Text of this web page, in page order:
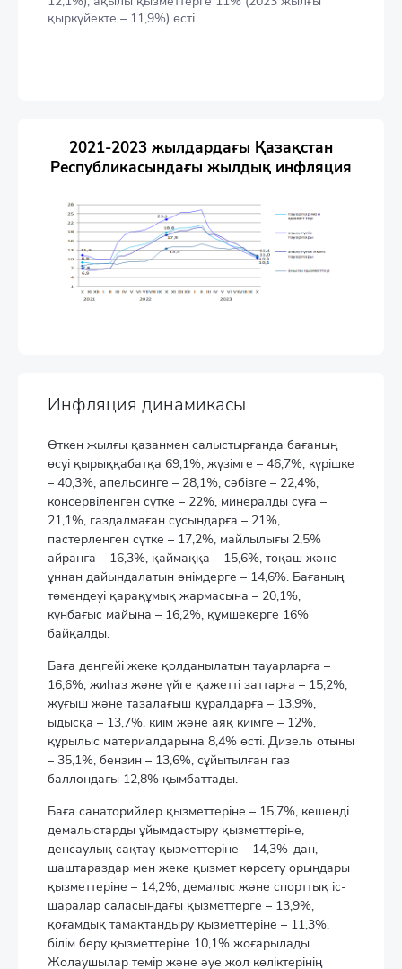
қыркүйекте – 11,9%) өсті.
2021-2023 жылдардағы Қазақстан
Республикасындағы жылдық инфляция
Инфляция динамикасы
Өткен жылғы қазанмен салыстырғанда бағаның
өсуі қырыққабатқа 69,1%, жүзімге – 46,7%, күрішке
– 40,3%, апельсинге – 28,1%, сәбізге – 22,4%,
консервіленген сүтке – 22%, минералды суға –
21,1%, газдалмаған сусындарға – 21%,
пастерленген сүтке – 17,2%, майлылығы 2,5%
айранға – 16,3%, қаймаққа – 15,6%, тоқаш және
ұннан дайындалатын өнімдерге – 14,6%. Бағаның
төмендеуі қарақұмық жармасына – 20,1%,
күнбағыс майына – 16,2%, құмшекерге 16%
байқалды.
Баға деңгейі жеке қолданылатын тауарларға –
16,6%, жиһаз және үйге қажетті заттарға – 15,2%,
жуғыш және тазалағыш құралдарға – 13,9%,
ыдысқа – 13,7%, киім және аяқ киімге – 12%,
құрылыс материалдарына 8,4% өсті. Дизель отыны
– 35,1%, бензин – 13,6%, сұйытылған газ
баллондағы 12,8% қымбаттады.
Баға санаторийлер қызметтеріне – 15,7%, кешенді
демалыстарды ұйымдастыру қызметтеріне,
денсаулық сақтау қызметтеріне – 14,3%-дан,
шаштараздар мен жеке қызмет көрсету орындары
қызметтеріне – 14,2%, демалыс және спорттық іс-
шаралар саласындағы қызметтерге – 13,9%,
қоғамдық тамақтандыру қызметтеріне – 11,3%,
білім беру қызметтеріне 10,1% жоғарылады.
Жолаушылар темір және әуе жол көліктерінің